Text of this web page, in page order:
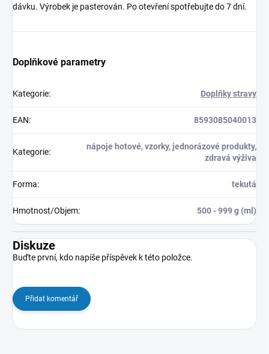
dávku. Výrobek je pasterován. Po otevření spotřebujte do 7 dní.
Doplňkové parametry
Kategorie: Doplňky stravy
EAN: 8593085040013
Kategorie:
nápoje hotové, vzorky, jednorázové produkty,
zdravá výživa
Forma: tekutá
Hmotnost/Objem: 500 - 999 g (ml)
Diskuze
Buďte první, kdo napíše příspěvek k této položce.
Přidat komentář